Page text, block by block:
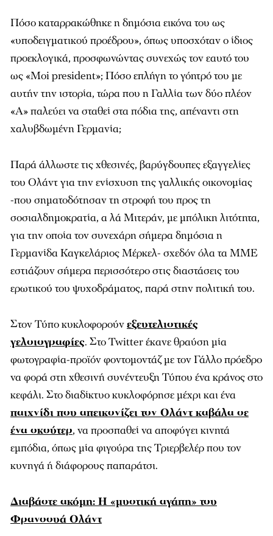
Πόσο καταρρακώθηκε η δημόσια εικόνα του ως
«υποδειγματικού προέδρου», όπως υποσχόταν ο ίδιος
προεκλογικά, προσφωνώντας συνεχώς τον εαυτό του
ως «Μoi president»; Πόσο επλήγη το γόητρό του με
αυτήν την ιστορία, τώρα που η Γαλλία των δύο πλέον
«Α» παλεύει να σταθεί στα πόδια της, απέναντι στη
χαλυβδωμένη Γερμανία;
Παρά άλλωστε τις χθεσινές, βαρύγδουπες εξαγγελίες
του Ολάντ για την ενίσχυση της γαλλικής οικονομίας
-που σηματοδότησαν τη στροφή του προς τη
σοσιαλδημοκρατία, α λά Μιτεράν, με μπόλικη λιτότητα,
για την οποία τον συνεχάρη σήμερα δημόσια η
Γερμανίδα Καγκελάριος Μέρκελ- σχεδόν όλα τα ΜΜΕ
εστιάζουν σήμερα περισσότερο στις διαστάσεις του
ερωτικού του ψυχοδράματος, παρά στην πολιτική του.
Στον Τύπο κυκλοφορούνεξευτελιστικές
γελοιογραφίες. Στο Twitter έκανε θραύση μία
φωτογραφία-προϊόν φοντομοντάζ με τον Γάλλο πρόεδρο
να φορά στη χθεσινή συνέντευξη Τύπου ένα κράνος στο
κεφάλι. Στο διαδίκτυο κυκλοφόρησε μέχρι και ένα
παιχνίδι που απεικονίζει τον Ολάντ καβάλα σε
ένα σκούτερ, να προσπαθεί να αποφύγει κινητά
εμπόδια, όπως μία φιγούρα της Τριερβελέρ που τον
κυνηγά ή διάφορους παπαράτσι.
Διαβάστε ακόμη: H «μυστική αγάπη» του
Φρανσουά Ολάντ